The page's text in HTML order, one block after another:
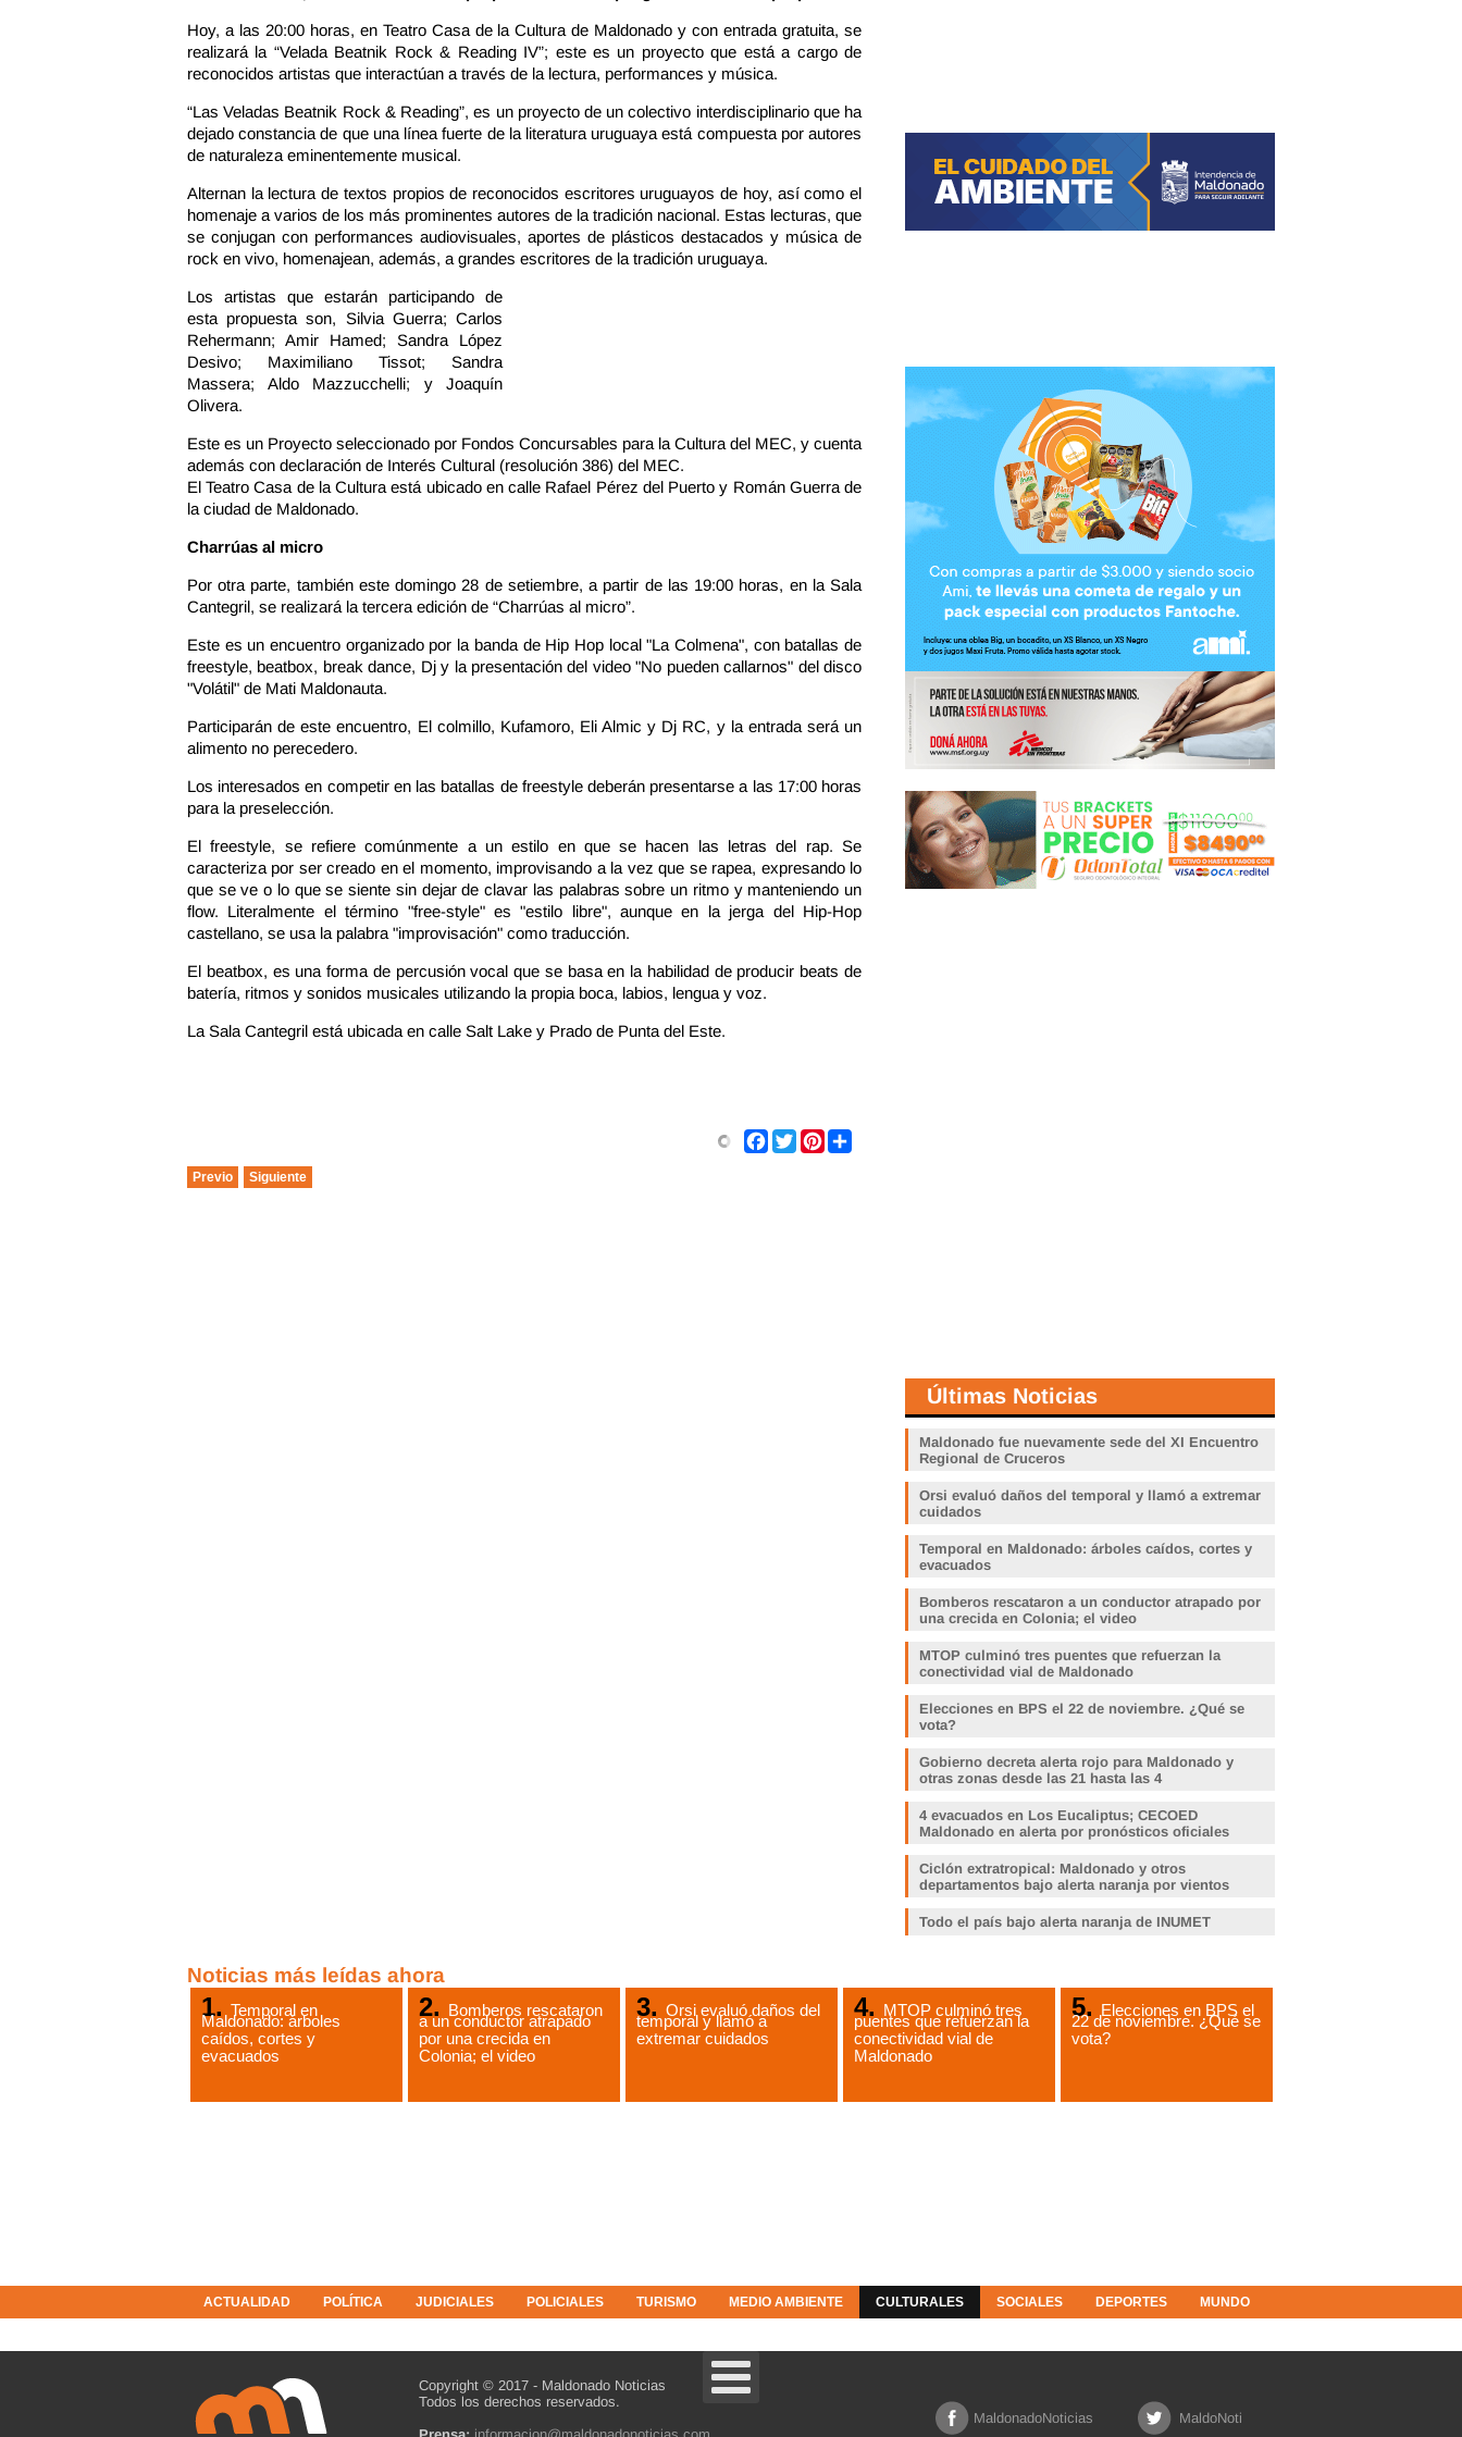
Hoy, a las 20:00 horas, en Teatro Casa de la Cultura de Maldonado y con entrada gratuita, se
realizará la “Velada Beatnik Rock & Reading IV”; este es un proyecto que está a cargo de
reconocidos artistas que interactúan a través de la lectura, performances y música.
“Las Veladas Beatnik Rock & Reading”, es un proyecto de un colectivo interdisciplinario que ha
dejado constancia de que una línea fuerte de la literatura uruguaya está compuesta por autores
de naturaleza eminentemente musical.
Alternan la lectura de textos propios de reconocidos escritores uruguayos de hoy, así como el
homenaje a varios de los más prominentes autores de la tradición nacional. Estas lecturas, que
se conjugan con performances audiovisuales, aportes de plásticos destacados y música de
rock en vivo, homenajean, además, a grandes escritores de la tradición uruguaya.
Los artistas que estarán participando de
esta propuesta son, Silvia Guerra; Carlos
Rehermann; Amir Hamed; Sandra López
Desivo; Maximiliano Tissot; Sandra
Massera; Aldo Mazzucchelli; y Joaquín
Olivera.
Este es un Proyecto seleccionado por Fondos Concursables para la Cultura del MEC, y cuenta
además con declaración de Interés Cultural (resolución 386) del MEC.
El Teatro Casa de la Cultura está ubicado en calle Rafael Pérez del Puerto y Román Guerra de
la ciudad de Maldonado.
Charrúas al micro
Por otra parte, también este domingo 28 de setiembre, a partir de las 19:00 horas, en la Sala
Cantegril, se realizará la tercera edición de “Charrúas al micro”.
Este es un encuentro organizado por la banda de Hip Hop local "La Colmena", con batallas de
freestyle, beatbox, break dance, Dj y la presentación del video "No pueden callarnos" del disco
"Volátil" de Mati Maldonauta.
Participarán de este encuentro, El colmillo, Kufamoro, Eli Almic y Dj RC, y la entrada será un
alimento no perecedero.
Los interesados en competir en las batallas de freestyle deberán presentarse a las 17:00 horas
para la preselección.
El freestyle, se refiere comúnmente a un estilo en que se hacen las letras del rap. Se
caracteriza por ser creado en el momento, improvisando a la vez que se rapea, expresando lo
que se ve o lo que se siente sin dejar de clavar las palabras sobre un ritmo y manteniendo un
flow. Literalmente el término "free-style" es "estilo libre", aunque en la jerga del Hip-Hop
castellano, se usa la palabra "improvisación" como traducción.
El beatbox, es una forma de percusión vocal que se basa en la habilidad de producir beats de
batería, ritmos y sonidos musicales utilizando la propia boca, labios, lengua y voz.
La Sala Cantegril está ubicada en calle Salt Lake y Prado de Punta del Este.
Facebook
TwitterPinterest
Previo Siguiente
Últimas Noticias
Maldonado fue nuevamente sede del XI Encuentro
Regional de Cruceros
Orsi evaluó daños del temporal y llamó a extremar
cuidados
Temporal en Maldonado: árboles caídos, cortes y
evacuados
Bomberos rescataron a un conductor atrapado por
una crecida en Colonia; el video
MTOP culminó tres puentes que refuerzan la
conectividad vial de Maldonado
Elecciones en BPS el 22 de noviembre. ¿Qué se
vota?
Gobierno decreta alerta rojo para Maldonado y
otras zonas desde las 21 hasta las 4
4 evacuados en Los Eucaliptus; CECOED
Maldonado en alerta por pronósticos oficiales
Ciclón extratropical: Maldonado y otros
departamentos bajo alerta naranja por vientos
Todo el país bajo alerta naranja de INUMET
Noticias más leídas ahora
Temporal en
Maldonado: árboles
caídos, cortes y
evacuados
Bomberos rescataron
a un conductor atrapado
por una crecida en
Colonia; el video
Orsi evaluó daños del
temporal y llamó a
extremar cuidados
MTOP culminó tres
puentes que refuerzan la
conectividad vial de
Maldonado
Elecciones en BPS el
22 de noviembre. ¿Qué se
vota?
ACTUALIDAD POLÍTICA JUDICIALES POLICIALES TURISMO MEDIO AMBIENTE CULTURALES SOCIALES DEPORTES MUNDO
Copyright © 2017 - Maldonado Noticias
Todos los derechos reservados.
MaldonadoNoticias MaldoNoti